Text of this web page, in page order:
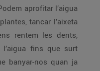
aprofitar l’aigua
tancar l’aixeta
rentem les dents,
fins que surt
banyar-nos quan ja